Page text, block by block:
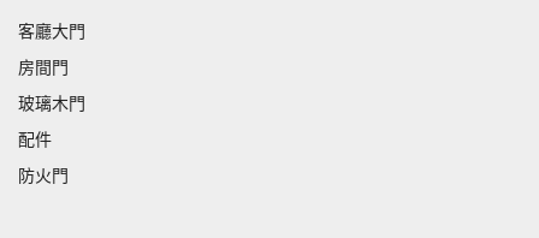
客廳大門
房間門
玻璃木門
配件
防火門